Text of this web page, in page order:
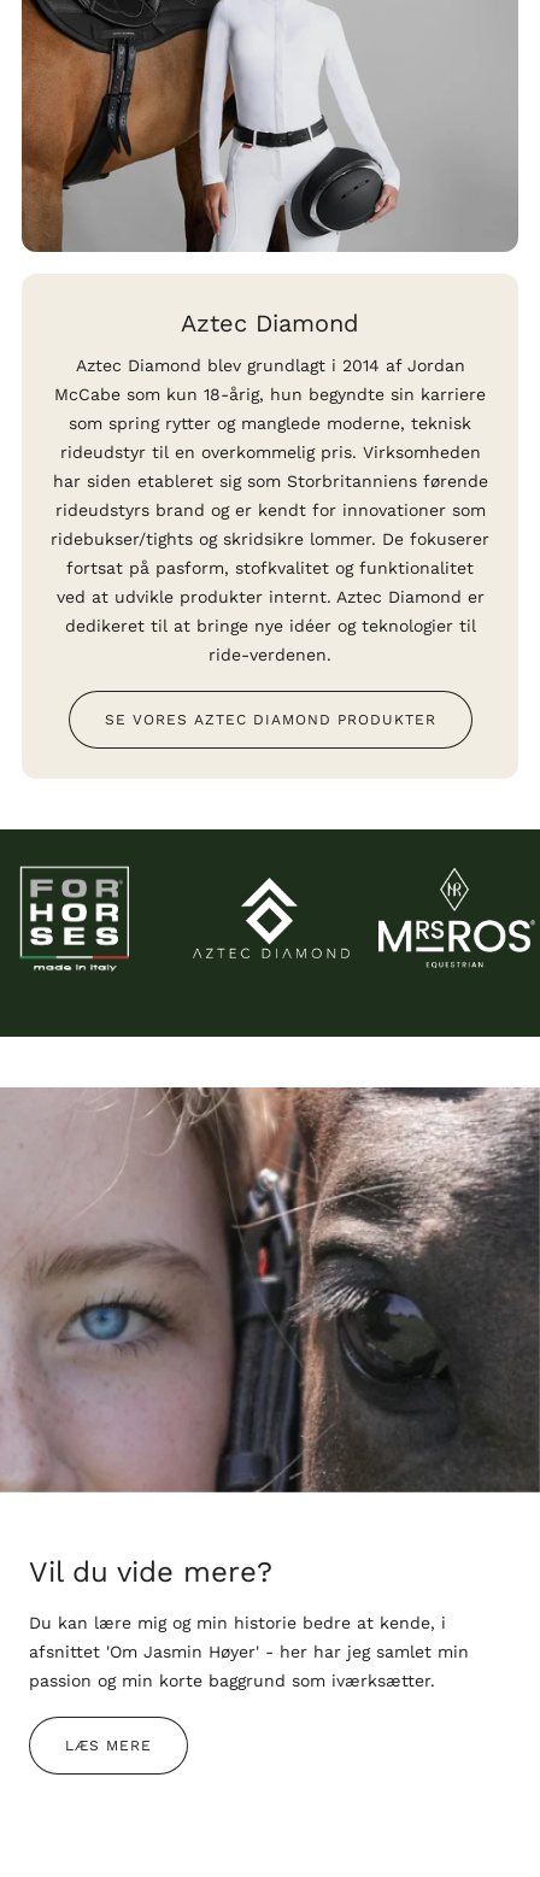
Aztec Diamond
Aztec Diamond blev grundlagt i 2014 af Jordan
McCabe som kun 18-årig, hun begyndte sin karriere
som spring rytter og manglede moderne, teknisk
rideudstyr til en overkommelig pris. Virksomheden
har siden etableret sig som Storbritanniens førende
rideudstyrs brand og er kendt for innovationer som
ridebukser/tights og skridsikre lommer. De fokuserer
fortsat på pasform, stofkvalitet og funktionalitet
ved at udvikle produkter internt. Aztec Diamond er
dedikeret til at bringe nye idéer og teknologier til
ride-verdenen.
SE VORES AZTEC DIAMOND PRODUKTER
Vil du vide mere?
Du kan lære mig og min historie bedre at kende, i
afsnittet 'Om Jasmin Høyer' - her har jeg samlet min
passion og min korte baggrund som iværksætter.
LÆS MERE